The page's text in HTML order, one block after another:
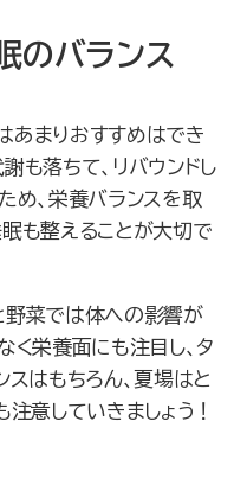
のバランス
あまりおすすめはでき
も落ちて、リバウンドし
め、栄養バランスを取
も整えることが大切で
野菜では体への影響が
く栄養面にも注目し、タ
スはもちろん、夏場はと
注意していきましょう！